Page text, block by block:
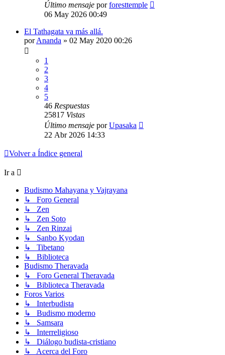
Último mensaje porforesttemple
06 May 2026 00:49
El Tathagata va más allá.
porAnanda » 02 May 2020 00:26
1
2
3
4
5
46 Respuestas
25817 Vistas
Último mensaje porUpasaka
22 Abr 2026 14:33
Volver a Índice general
Ir a
Budismo Mahayana y Vajrayana
↳ Foro General
↳ Zen
↳ Zen Soto
↳ Zen Rinzai
↳ Sanbo Kyodan
↳ Tibetano
↳ Biblioteca
Budismo Theravada
↳ Foro General Theravada
↳ Biblioteca Theravada
Foros Varios
↳ Interbudista
↳ Budismo moderno
↳ Samsara
↳ Interreligioso
↳ Diálogo budista-cristiano
↳ Acerca del Foro